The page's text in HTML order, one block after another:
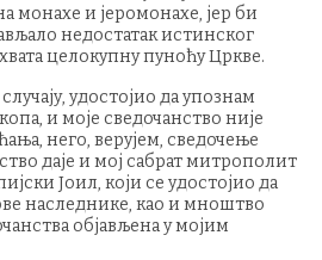
монахе и јеромонахе, јер би
недостатак истинског
целокупну пуноћу Цркве.
удостојио да упознам
и моје сведочанство није
него, верујем, сведочење
даје и мој сабрат митрополит
Јоил, који се удостојио да
наследнике, као и мноштво
објављена у мојим